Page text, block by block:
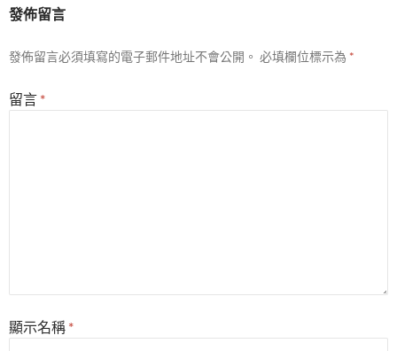
發佈留言
發佈留言必須填寫的電子郵件地址不會公開。 必填欄位標示為 *
留言 *
顯示名稱 *